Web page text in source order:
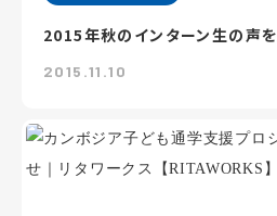
2015年秋のインターン生の声
2015.11.10